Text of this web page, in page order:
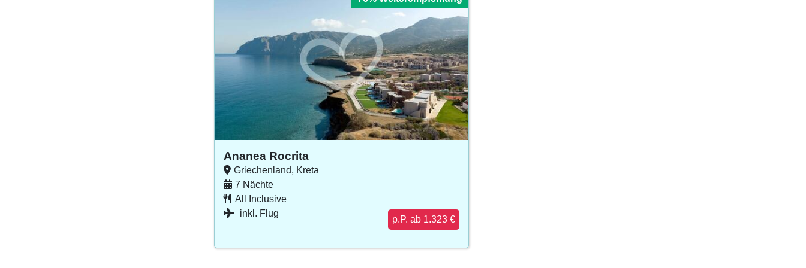
Ananea Rocrita
Griechenland, Kreta
7 Nächte
All Inclusive
inkl. Flug
p.P. ab 1.323 €